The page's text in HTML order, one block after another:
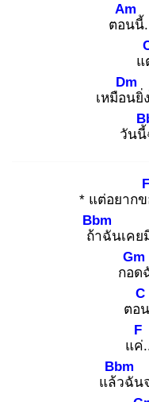
ตอน
Am
นี้
แ
เหมือน
Dm
ยิ่
วัน
* แต่อยากข
F
ถ้า
Bbm
ฉันเคย
กอด
Gm
ตอน
C
แค่.
F
แล้ว
Bbm
ฉัน